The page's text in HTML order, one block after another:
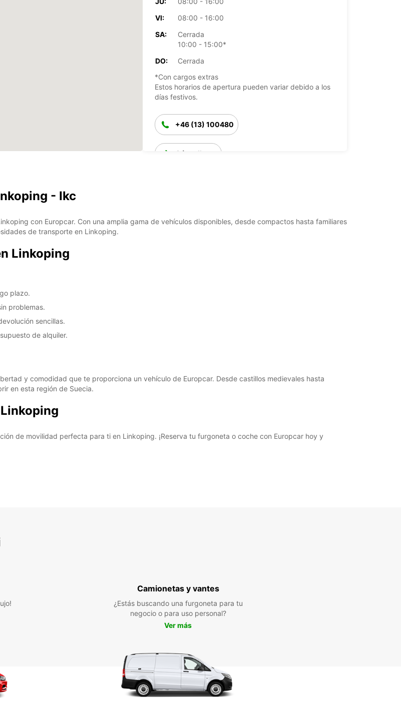
VI:
08:00 - 16:00
SA:
Cerrada
10:00 - 15:00*
DO:
Cerrada
*Con cargos extras
Estos horarios de apertura pueden variar debido a los
días festivos.
+46 (13) 100480
Cómo llegar
- Ikc
con Europcar. Con una amplia gama de vehículos disponibles, desde compactos hasta familiares
de transporte en Linkoping.
Linkoping
plazo.
problemas.
sencillas.
de alquiler.
y comodidad que te proporciona un vehículo de Europcar. Desde castillos medievales hasta
en esta región de Suecia.
de movilidad perfecta para ti en Linkoping. ¡Reserva tu furgoneta o coche con Europcar hoy y
Camionetas y vantes
¿Estás buscando una furgoneta para tu
negocio o para uso personal?
Ver más